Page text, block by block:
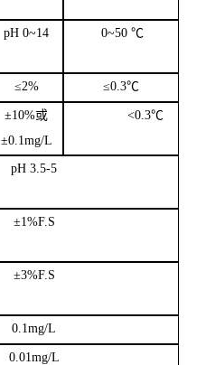
pH 0~14 0~50 ℃
≤2% ≤0.3℃
±10%或
±0.1mg/L
<0.3℃
pH 3.5-5
±1%F.S
±3%F.S
0.1mg/L
0.01mg/L